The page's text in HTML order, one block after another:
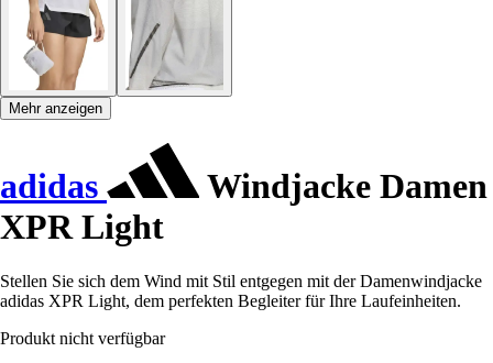
Mehr anzeigen
adidas
Windjacke Damen
XPR Light
Stellen Sie sich dem Wind mit Stil entgegen mit der Damenwindjacke
adidas XPR Light, dem perfekten Begleiter für Ihre Laufeinheiten.
Produkt nicht verfügbar